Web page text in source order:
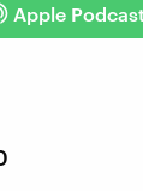
Apple